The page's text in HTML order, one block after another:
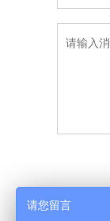
请您留言